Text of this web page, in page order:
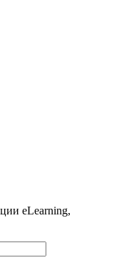
eLearning,